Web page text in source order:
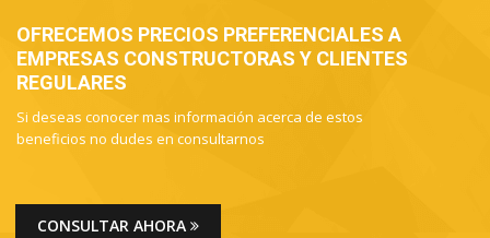
OFRECEMOS PRECIOS PREFERENCIALES A
EMPRESAS CONSTRUCTORAS Y CLIENTES
REGULARES
Si deseas conocer mas información acerca de estos
beneficios no dudes en consultarnos
CONSULTAR AHORA